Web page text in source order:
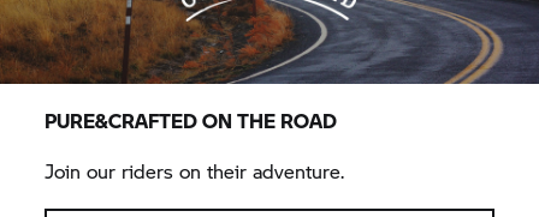
PURE&CRAFTED ON THE ROAD
Join our riders on their adventure.